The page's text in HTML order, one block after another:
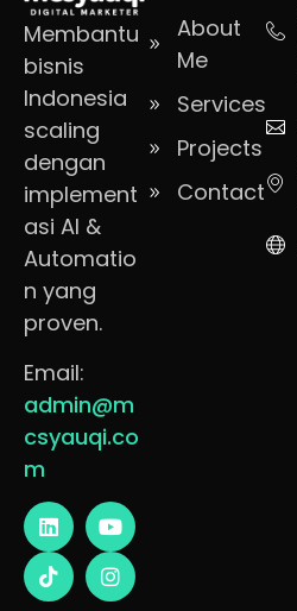
Membantu
bisnis
Indonesia
scaling
dengan
implement
asi AI &
Automatio
n yang
proven.
Email:
admin@m
csyauqi.co
m
About
Me
Services
Projects
Contact